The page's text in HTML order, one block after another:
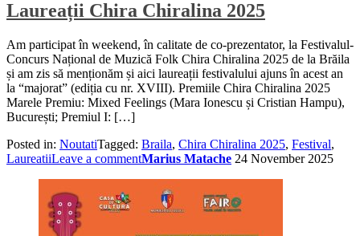
Laureații Chira Chiralina 2025
Am participat în weekend, în calitate de co-prezentator, la Festivalul-
Concurs Național de Muzică Folk Chira Chiralina 2025 de la Brăila
și am zis să menționăm și aici laureații festivalului ajuns în acest an
la “majorat” (ediția cu nr. XVIII). Premiile Chira Chiralina 2025
Marele Premiu: Mixed Feelings (Mara Ionescu și Cristian Hampu),
București; Premiul I: […]
Posted in: NoutatiTagged: Braila, Chira Chiralina 2025, Festival,
LaureatiiLeave a commentMarius Matache 24 November 2025